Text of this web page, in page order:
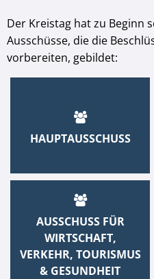
Der Kreistag hat zu Beginn
Ausschüsse, die die
vorbereiten, gebildet:
HAUPTAUSSCHUSS
AUSSCHUSS FÜR
WIRTSCHAFT,
VERKEHR, TOURISMUS
& GESUNDHEIT